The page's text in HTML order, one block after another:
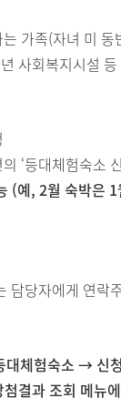
가족(자녀 미 동
사회복지시설
‘등대체험숙소
(예, 2월 숙박은
담당자에게 연
체험숙소 → 신
결과 조회 메뉴